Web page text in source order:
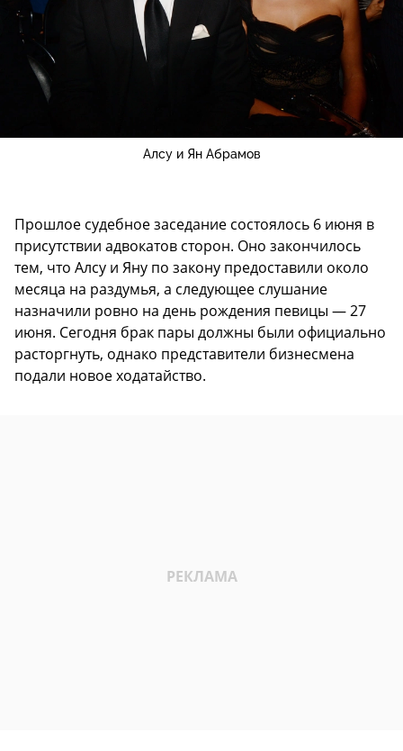
Алсу и Ян Абрамов
Прошлое судебное заседание состоялось 6 июня в
присутствии адвокатов сторон. Оно закончилось
тем, что Алсу и Яну по закону предоставили около
месяца на раздумья, а следующее слушание
назначили ровно на день рождения певицы — 27
июня. Сегодня брак пары должны были официально
расторгнуть, однако представители бизнесмена
подали новое ходатайство.